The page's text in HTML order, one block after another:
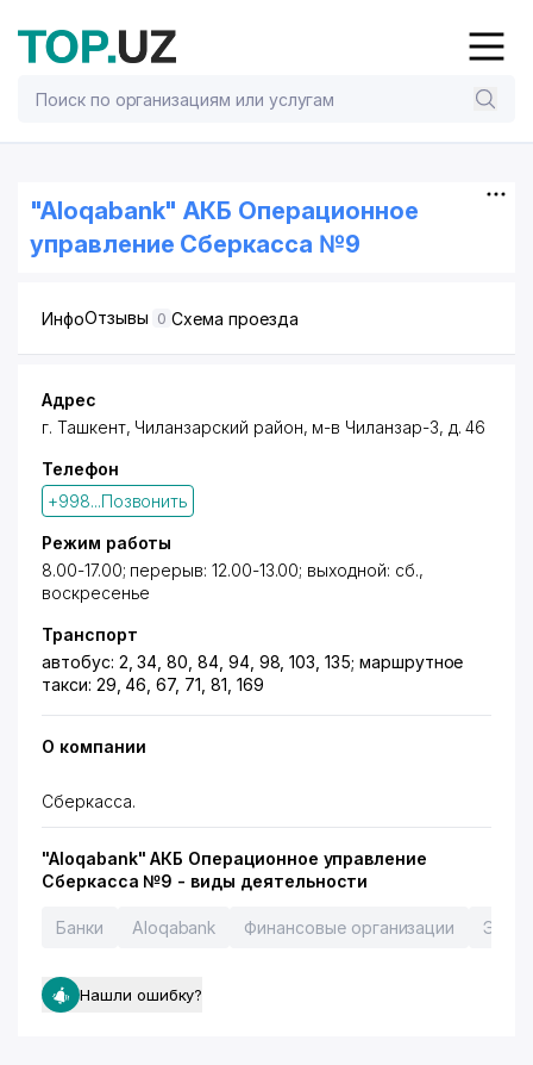
"Aloqabank" АКБ Операционное
управление Сберкасса №9
ИнфоОтзывы 0 Схема проезда
Адрес
г. Ташкент, Чиланзарский район, м-в Чиланзар-3, д. 46
Телефон
+998...Позвонить
Режим работы
8.00-17.00; перерыв: 12.00-13.00; выходной: сб.,
воскресенье
Транспорт
автобус: 2, 34, 80, 84, 94, 98, 103, 135; маршрутное
такси: 29, 46, 67, 71, 81, 169
О компании
Сберкасса.
"Aloqabank" АКБ Операционное управление
Сберкасса №9 - виды деятельности
Банки Aloqabank Финансовые организации
Нашли ошибку?